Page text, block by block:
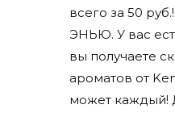
всего за 50
ЭНЬЮ. У вас
вы получаете
ароматов от
может каждый!